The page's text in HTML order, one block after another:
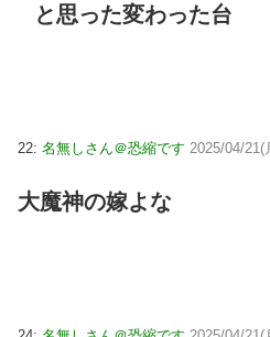
と思った変わった台
22: 名無しさん＠恐縮です 2025/04/21(
大魔神の嫁よな